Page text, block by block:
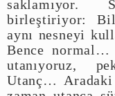
saklamıyor.
birleştiriyor:
aynı nesneyi
Bence
utanıyoruz,
Utanç…